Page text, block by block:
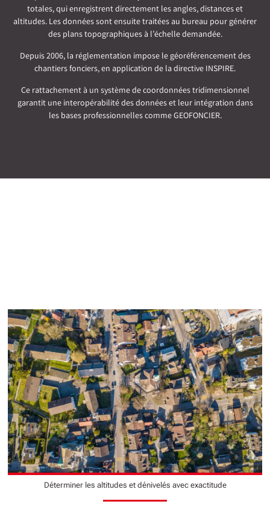
totales, qui enregistrent directement les angles, distances et
altitudes. Les données sont ensuite traitées au bureau pour générer
des plans topographiques à l’échelle demandée.
Depuis 2006, la réglementation impose le géoréférencement des
chantiers fonciers, en application de la directive INSPIRE.
Ce rattachement à un système de coordonnées tridimensionnel
garantit une interopérabilité des données et leur intégration dans
les bases professionnelles comme GEOFONCIER.
Déterminer les altitudes et dénivelés avec exactitude